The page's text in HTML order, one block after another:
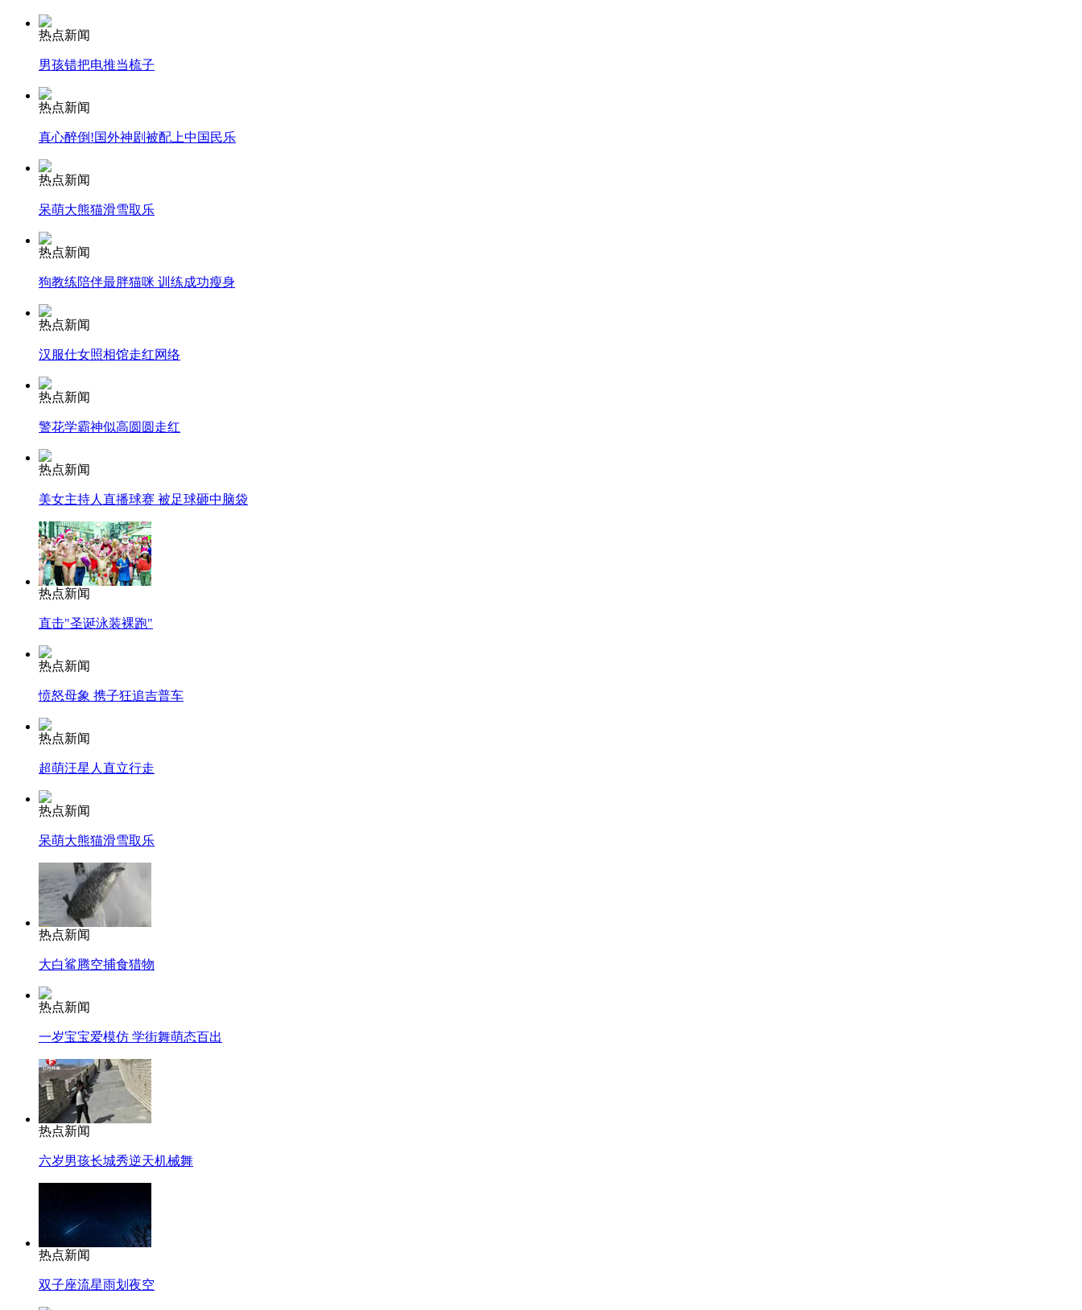
外交部：有关国家言论片面不公正
安徽一实载49人客车翻车
走！跟着总书记去植树
消防员救轻生者
纽约上演“枕头大战”
司机酒驾遇交警 急速倒车逃窜
热点新闻
男孩错把电推当梳子
热点新闻
真心醉倒!国外神剧被配上中国民乐
热点新闻
呆萌大熊猫滑雪取乐
热点新闻
狗教练陪伴最胖猫咪 训练成功瘦身
热点新闻
汉服仕女照相馆走红网络
热点新闻
警花学霸神似高圆圆走红
热点新闻
美女主持人直播球赛 被足球砸中脑袋
热点新闻
直击"圣诞泳装裸跑"
热点新闻
愤怒母象 携子狂追吉普车
热点新闻
超萌汪星人直立行走
热点新闻
呆萌大熊猫滑雪取乐
热点新闻
大白鲨腾空捕食猎物
热点新闻
一岁宝宝爱模仿 学街舞萌态百出
热点新闻
六岁男孩长城秀逆天机械舞
热点新闻
双子座流星雨划夜空